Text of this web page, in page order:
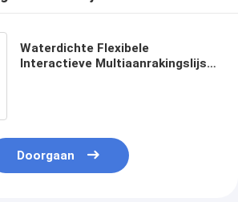
Waterdichte Flexibele
Interactieve Multiaanrakingslijst
Doorgaan